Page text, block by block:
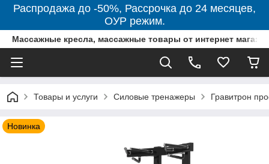
Распродажа до -50%, Рассрочка до 24 месяцев,
ОУР режим.
Массажные кресла, массажные товары от интернет
Товары и услуги Силовые тренажеры Гравитрон
Новинка